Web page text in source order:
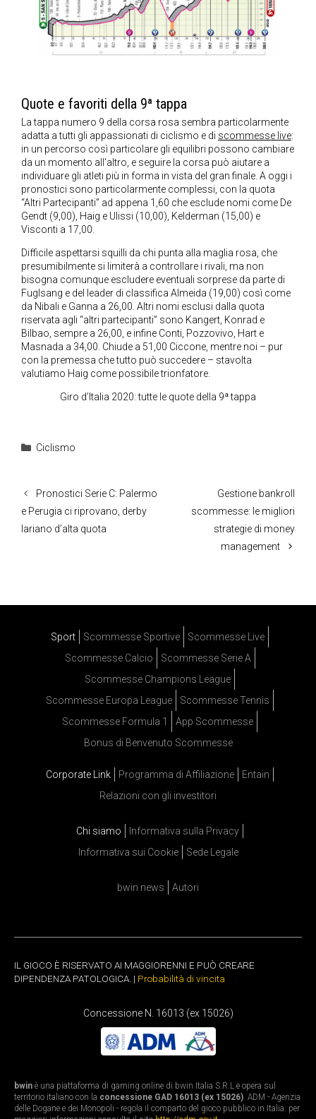
Quote e favoriti della 9ª tappa
La tappa numero 9 della corsa rosa sembra particolarmente
adatta a tutti gli appassionati di ciclismo e di scommesse live:
in un percorso così particolare gli equilibri possono cambiare
da un momento all’altro, e seguire la corsa può aiutare a
individuare gli atleti più in forma in vista del gran finale. A oggi i
pronostici sono particolarmente complessi, con la quota
“Altri Partecipanti” ad appena 1,60 che esclude nomi come De
Gendt (9,00), Haig e Ulissi (10,00), Kelderman (15,00) e
Visconti a 17,00.
Difficile aspettarsi squilli da chi punta alla maglia rosa, che
presumibilmente si limiterà a controllare i rivali, ma non
bisogna comunque escludere eventuali sorprese da parte di
Fuglsang e del leader di classifica Almeida (19,00) così come
da Nibali e Ganna a 26,00. Altri nomi esclusi dalla quota
riservata agli “altri partecipanti” sono Kangert, Konrad e
Bilbao, sempre a 26,00, e infine Conti, Pozzovivo, Hart e
Masnada a 34,00. Chiude a 51,00 Ciccone, mentre noi – pur
con la premessa che tutto può succedere – stavolta
valutiamo Haig come possibile trionfatore.
Giro d’Italia 2020: tutte le quote della 9ª tappa
Categorie
Ciclismo
Pronostici Serie C: Palermo
e Perugia ci riprovano, derby
lariano d’alta quota
Gestione bankroll
scommesse: le migliori
strategie di money
management
Sport Scommesse Sportive
Scommesse Live
Scommesse Calcio
Scommesse Serie A
Scommesse Champions League
Scommesse Europa League
Scommesse Tennis
Scommesse Formula 1
App Scommesse
Bonus di Benvenuto Scommesse
Corporate Link Programma di Affiliazione
Entain
Relazioni con gli investitori
Chi siamo
Informativa sulla Privacy
Informativa sui Cookie
Sede Legale
bwin news Autori
IL GIOCO È RISERVATO AI MAGGIORENNI E PUÒ CREARE
DIPENDENZA PATOLOGICA. | Probabilità di vincita
Concessione N. 16013 (ex 15026)
bwin è una piattaforma di gaming online di bwin Italia S.R.L e opera sul
territorio italiano con la concessione GAD 16013 (ex 15026). ADM - Agenzia
delle Dogane e dei Monopoli - regola il comparto del gioco pubblico in Italia: per